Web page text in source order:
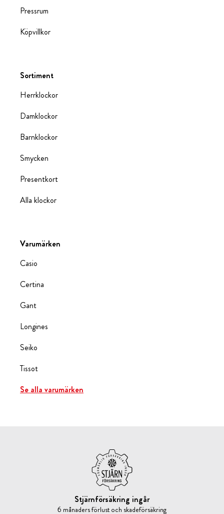
Pressrum
Köpvillkor
Sortiment
Herrklockor
Damklockor
Barnklockor
Smycken
Presentkort
Alla klockor
Varumärken
Casio
Certina
Gant
Longines
Seiko
Tissot
Se alla varumärken
Stjärnförsäkring ingår
6 månaders förlust och skadeförsäkring